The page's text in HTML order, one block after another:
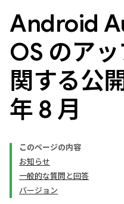
Android
OS のア
関する公
年 8 月
このページの内容
お知らせ
一般的な質問と回答
バージョン